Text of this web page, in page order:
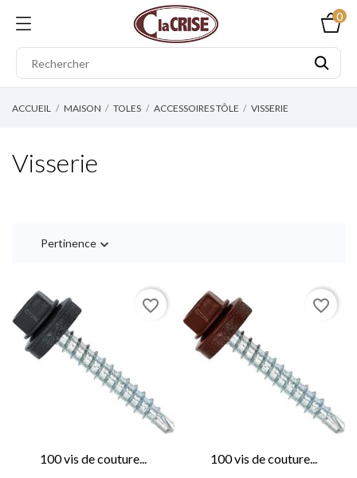
0
ACCUEIL MAISON TOLES ACCESSOIRES TÔLE VISSERIE
Visserie
Pertinence 
100 vis de couture...
favorite_border
100 vis de couture...
favorite_border